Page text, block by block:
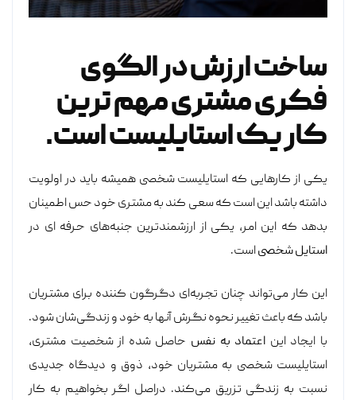
ساخت ارزش در الگوی
فکری مشتری مهم ترین
کار یک استایلیست است.
یکی از کار‌هایی که استایلیست شخصی همیشه باید در اولویت
داشته باشد این است که سعی کند به مشتری خود حس اطمینان
بدهد که این امر، یکی از ارزشمندترین جنبه‌های حرفه ای در
استایل شخصیاست.
این کار می‌تواند چنان تجربه‌ای دگرگون‌ کننده برای مشتریان
باشد که باعث تغییر نحوه نگرش آنها به خود و زندگی‌شان شود.
با ایجاد این اعتماد به نفس حاصل شده از شخصیت مشتری،
استایلیست شخصی به مشتریان خود، ذوق و دیدگاه جدیدی
نسبت به زندگی تزریق می‌کند. دراصل اگر بخواهیم به کار